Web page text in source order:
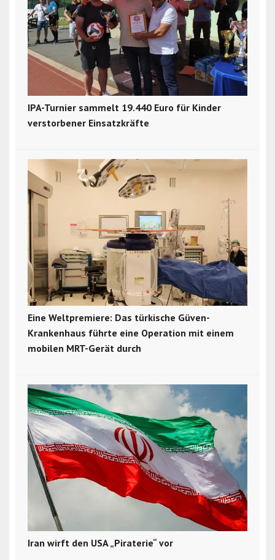
IPA-Turnier sammelt 19.440 Euro für Kinder
verstorbener Einsatzkräfte
Eine Weltpremiere: Das türkische Güven-
Krankenhaus führte eine Operation mit einem
mobilen MRT-Gerät durch
Iran wirft den USA „Piraterie“ vor